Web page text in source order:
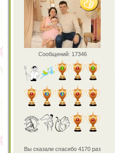
Сообщений: 17346
Вы сказали спасибо 4170 раз